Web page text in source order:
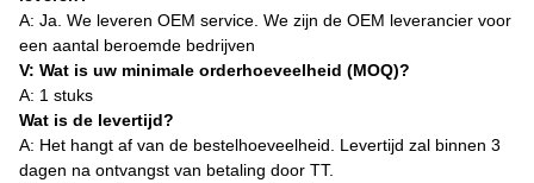
A: Ja. We leveren OEM service. We zijn de OEM leverancier voor
een aantal beroemde bedrijven
V: Wat is uw minimale orderhoeveelheid (MOQ)?
A: 1 stuks
Wat is de levertijd?
A: Het hangt af van de bestelhoeveelheid. Levertijd zal binnen 3
dagen na ontvangst van betaling door TT.